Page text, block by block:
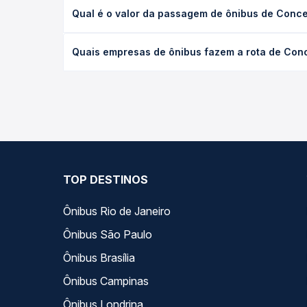
executivo ou leito) e as condições de tráfego. Na
Qual é o valor da passagem de ônibus de
poltrona e a antecedência da compra. Na Quero
Quais empresas de ônibus fazem a rota de
TOP DESTINOS
Ônibus Rio de Janeiro
Ônibus São Paulo
Ônibus Brasília
Ônibus Campinas
Ônibus Londrina